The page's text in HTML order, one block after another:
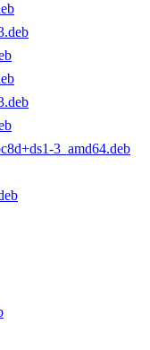
3_amd64.deb